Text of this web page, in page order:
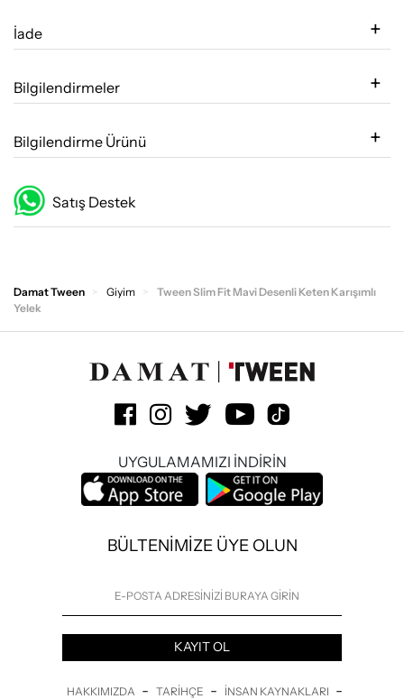
İade
Bilgilendirmeler
Bilgilendirme Ürünü
Satış Destek
Damat Tween Giyim
Tween Slim Fit Mavi Desenli Keten Karışımlı
Yelek
UYGULAMAMIZI İNDİRİN
BÜLTENİMİZE ÜYE OLUN
KAYIT OL
HAKKIMIZDA - TARIHÇE - İNSAN KAYNAKLARI -